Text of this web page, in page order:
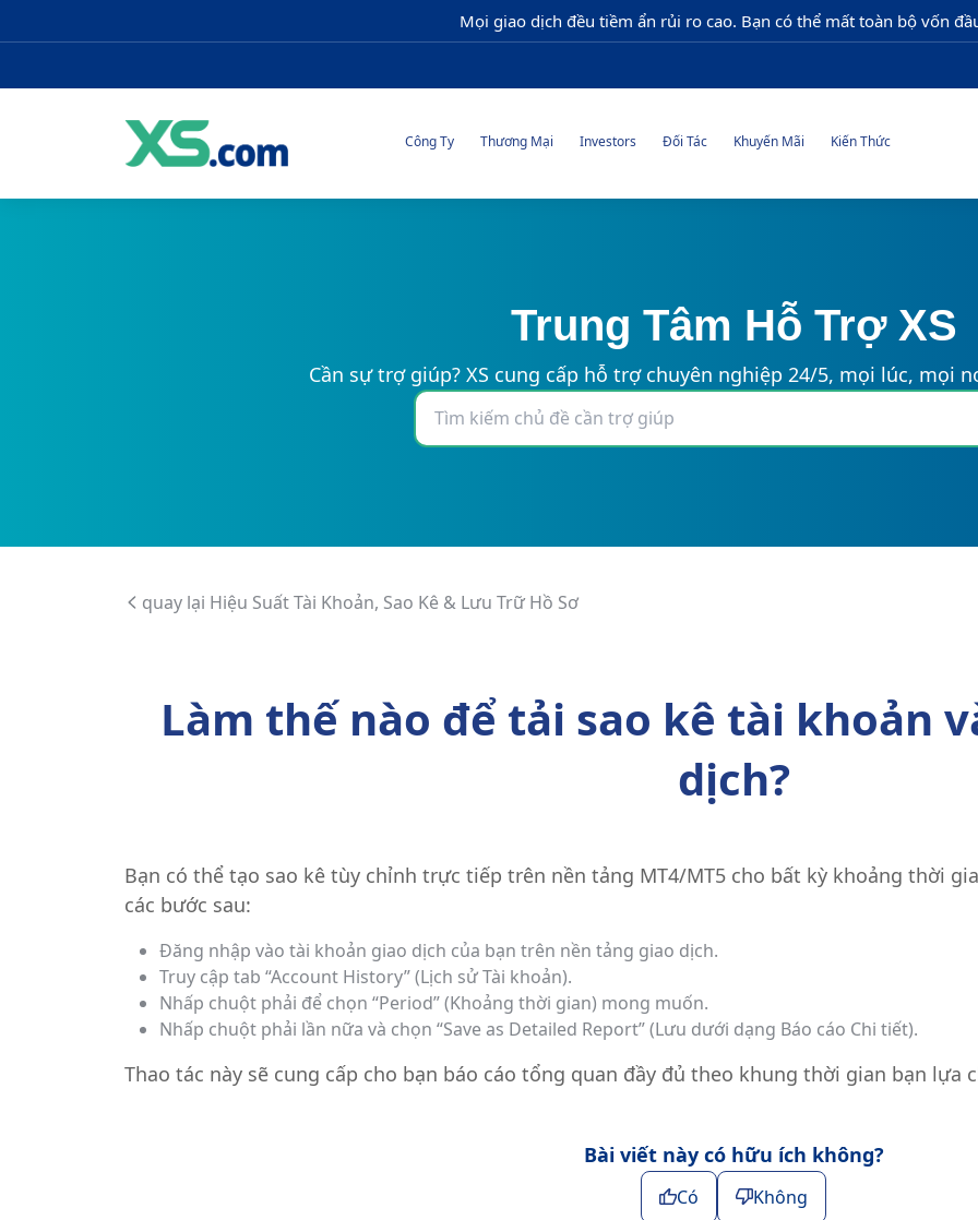
Mọi giao dịch đều tiềm ẩn rủi ro cao. Bạn có thể mất toàn bộ vốn
Công Ty Thương Mại Investors Đối Tác Khuyến Mãi Kiến Thức
Trung Tâm Hỗ Trợ XS
Cần sự trợ giúp? XS cung cấp hỗ trợ chuyên nghiệp 24/5, mọi lúc, mọi
quay lại Hiệu Suất Tài Khoản, Sao Kê & Lưu Trữ Hồ Sơ
Làm thế nào để tải sao kê tài khoản
dịch?
Bạn có thể tạo sao kê tùy chỉnh trực tiếp trên nền tảng MT4/MT5 cho bất kỳ khoảng thời
các bước sau:
Đăng nhập vào tài khoản giao dịch của bạn trên nền tảng giao dịch.
Truy cập tab “Account History” (Lịch sử Tài khoản).
Nhấp chuột phải để chọn “Period” (Khoảng thời gian) mong muốn.
Nhấp chuột phải lần nữa và chọn “Save as Detailed Report” (Lưu dưới dạng Báo cáo Chi tiết).
Thao tác này sẽ cung cấp cho bạn báo cáo tổng quan đầy đủ theo khung thời gian bạn lựa
Bài viết này có hữu ích không?
Có Không